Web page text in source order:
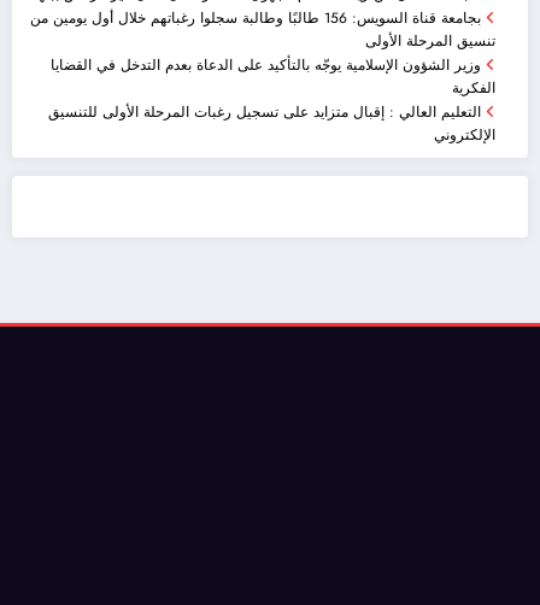
بجامعة قناة السويس: 156 طالبًا وطالبة سجلوا رغباتهم خلال أول يومين من
تنسيق المرحلة الأولى
وزير الشؤون الإسلامية يوجّه بالتأكيد على الدعاة بعدم التدخل في القضايا
الفكرية
التعليم العالي : إقبال متزايد على تسجيل رغبات المرحلة الأولى للتنسيق
الإلكتروني